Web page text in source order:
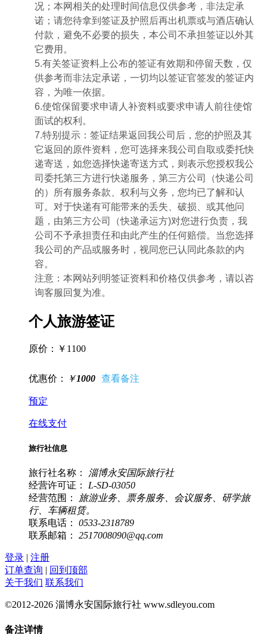
况；本网相关的处理时间信息仅供参考，非法定承
诺；请您待拿到签证及护照后再出机票或与酒店确认
付款，避免不必要的损失，本公司不承担签证以外其
它费用。
5.有关签证资料上公布的签证有效期和停留天数，仅
供参考而非法定承诺，一切均以签证官签发的签证内
容，为唯一依据。
6.使馆保留要求申请人补资料或要求申请人前往使馆
面试的权利。
7.特别提示：签证结果返回我公司后，您的护照及其
它返回的原件资料，您可选择来我公司自取或委托快
递寄送，如您选择快递寄送方式，则表示您授权我公
司委托第三方进行快递服务，第三方公司（快递公司
的）所有服务条款、权利与义务，您均已了解和认
可。对于快递有可能带来的丢失、破损、或其他问
题，由第三方公司（快递承运方)对您进行负责，我
公司不予承担责任和由此产生的任何赔偿。当您选择
我公司的产品或服务时，视同您已认同此条款的内
容。
注意：本网站列明签证资料和价格仅供参考，请以咨
询客服回复为准。
个人旅游签证
原价：￥1100
优惠价： ￥1000
预定
在线支付
旅行社信息
旅行社名称：
淄博永安国际旅行社
经营许可证：
L-SD-03050
经营范围：
旅游业务、票务服务、会议服务、研学旅
行、车辆租赁。
联系电话：
0533-2318789
联系邮箱：
2517008090@qq.com
登录 | 注册
订单查询 | 回到顶部
关于我们 联系我们
©2012-2026 淄博永安国际旅行社 www.sdleyou.com
备注详情